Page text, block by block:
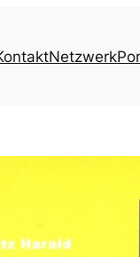
Netzwerk